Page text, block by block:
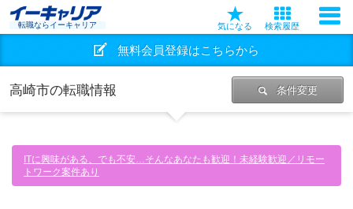
転職ならイーキャリア 気になる 検索履歴
無料会員登録はこちらから
高崎市の転職情報 条件変更
ITに興味がある、でも不安…そんなあなたも歓迎！未経験歓迎／リモー
トワーク案件あり